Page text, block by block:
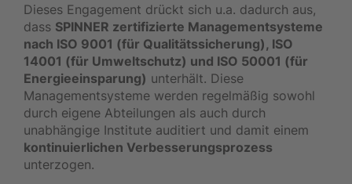
Dieses Engagement drückt sich u.a. dadurch aus,
dass SPINNER zertifizierte Managementsysteme
nach ISO 9001 (für Qualitätssicherung), ISO
14001 (für Umweltschutz) und ISO 50001 (für
Energieeinsparung) unterhält. Diese
Managementsysteme werden regelmäßig sowohl
durch eigene Abteilungen als auch durch
unabhängige Institute auditiert und damit einem
kontinuierlichen Verbesserungsprozess
unterzogen.